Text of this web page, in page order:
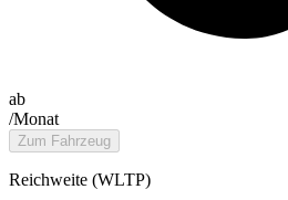
ab
/Monat
Zum Fahrzeug
Reichweite (WLTP)